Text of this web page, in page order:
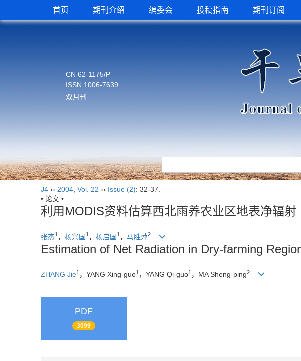
首页 期刊介绍 编委会 投稿指南 期刊订阅
CN 62-1175/P
ISSN 1006-7639
双月刊
J4 ›› 2004 Vol. 22 ›› Issue (2): 32-37.
• 论文 •
利用MODIS资料估算西北雨养农业区地表净辐射
张杰1 ， 杨兴国1 ， 杨启国1 ， 马胜萍2
Estimation of Net Radiation in Dry-farming
ZHANG Jie1 ，YANG Xing-guo1 ，YANG Qi-guo1 ，MA Sheng-ping2
PDF
3099